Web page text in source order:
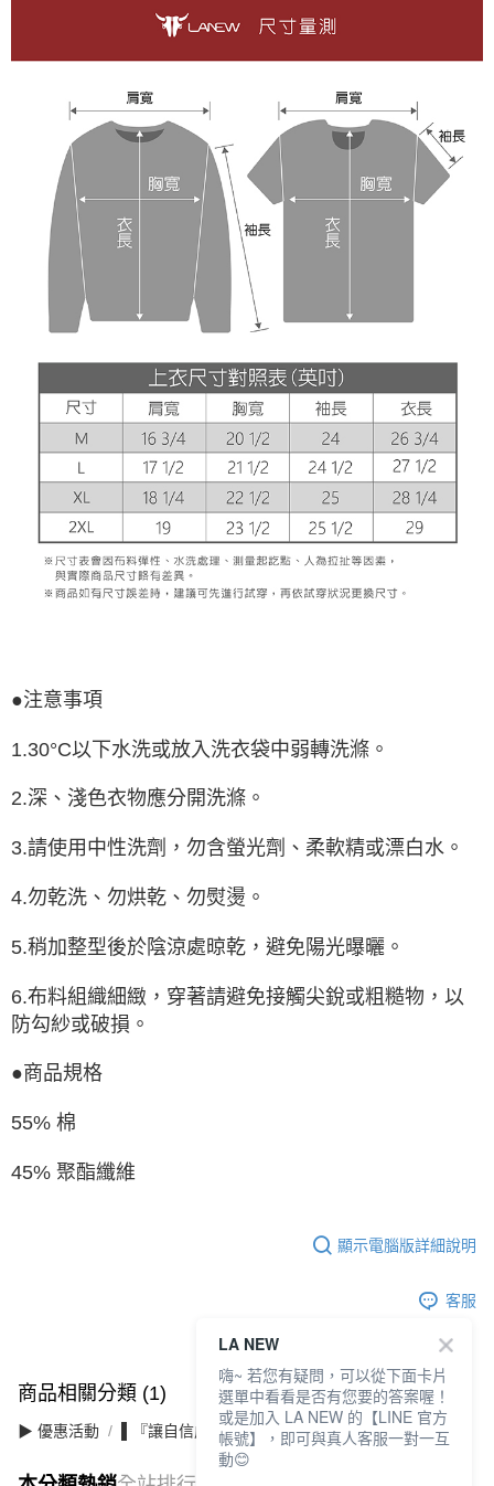
●注意事項
1.30°C以下水洗或放入洗衣袋中弱轉洗滌。
2.深、淺色衣物應分開洗滌。
3.請使用中性洗劑，勿含螢光劑、柔軟精或漂白水。
4.勿乾洗、勿烘乾、勿熨燙。
5.稍加整型後於陰涼處晾乾，避免陽光曝曬。
6.布料組織細緻，穿著請避免接觸尖銳或粗糙物，以
防勾紗或破損。
●商品規格
55% 棉
45% 聚酯纖維
顯示電腦版詳細說明
客服
商品相關分類 (1)
▶ 優惠活動 ▌『讓自信成為日常』滿件最高3折
LA NEW
嗨~ 若您有疑問，可以從下面卡片
選單中看看是否有您要的答案喔！
或是加入 LA NEW 的【LINE 官方
帳號】，即可與真人客服一對一互
動😊